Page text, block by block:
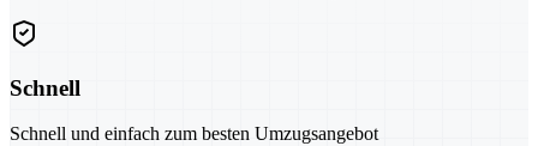
Schnell
Schnell und einfach zum besten Umzugsangebot